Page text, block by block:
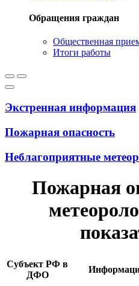
Обращения граждан
Общественная
Итоги работы
Экстренная информация
Пожарная опасность
Неблагоприятные
Пожарная
Субъект РФ в
ДФО